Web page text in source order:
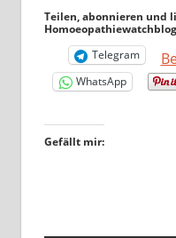
Teilen, abonnieren und
Telegram
WhatsApp
Gefällt mir: